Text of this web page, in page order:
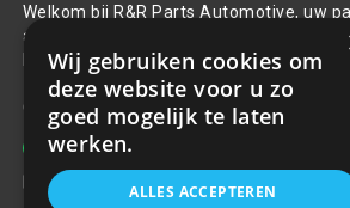
Welkom bij R&R Parts Automotive, uw
aanschaf van alle auto accessoires. Wij
beste selectie, service & prijs te bieden.
Contact
+31(0)85 486 83 17
Wij gebruiken cookies om
deze website voor u zo
goed mogelijk te laten
werken.
ALLES ACCEPTEREN